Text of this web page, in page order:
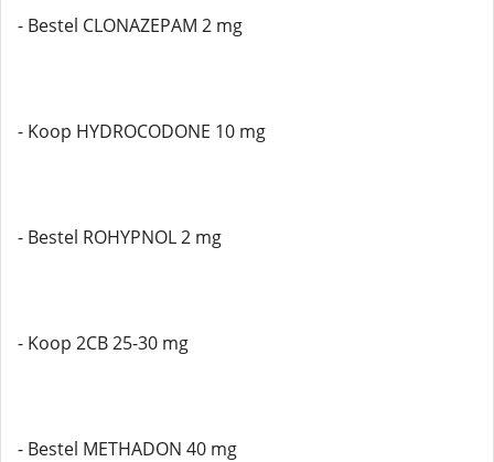
- Bestel CLONAZEPAM 2 mg
- Koop HYDROCODONE 10 mg
- Bestel ROHYPNOL 2 mg
- Koop 2CB 25-30 mg
- Bestel METHADON 40 mg